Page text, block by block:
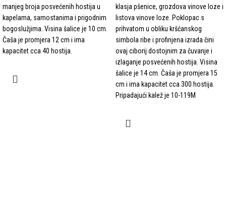
manjeg broja posvećenih hostija u
kapelama, samostanima i prigodnim
bogoslužjima. Visina šalice je 10 cm.
Čaša je promjera 12 cm i ima
kapacitet cca 40 hostija.
klasja pšenice, grozdova vinove loze i
listova vinove loze. Poklopac s
prihvatom u obliku kršćanskog
simbola ribe i profinjena izrada čini
ovaj ciborij dostojnim za čuvanje i
izlaganje posvećenih hostija. Visina
šalice je 14 cm. Čaša je promjera 15
cm i ima kapacitet cca 300 hostija.
Pripadajući kalež je 10-119M